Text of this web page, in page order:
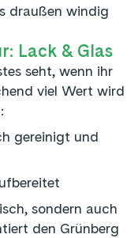
draußen windig
Lack & Glas
seht, wenn ihr
viel Wert wird
gereinigt und
sondern auch
den Grünberg